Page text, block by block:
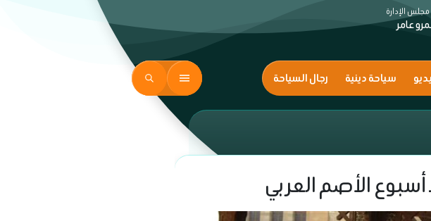
الإدارة
عامر
سياحة دينية رجال السياحة
الأصم العربي